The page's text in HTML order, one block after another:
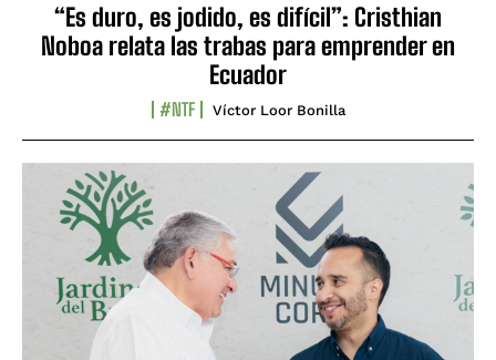
“Es duro, es jodido, es difícil”: Cristhian
Noboa relata las trabas para emprender en
Ecuador
#NTF Víctor Loor Bonilla